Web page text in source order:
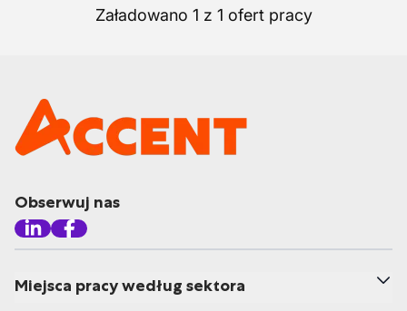
Załadowano 1 z 1 ofert pracy
Obserwuj nas
Miejsca pracy według sektora